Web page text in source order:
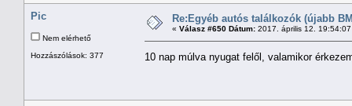
Pic
Nem elérhető
Hozzászólások: 377
Re:Egyéb autós találkozók (újabb
« Válasz #650 Dátum: 2017. április 12.
10 nap múlva nyugat felől, valamikor